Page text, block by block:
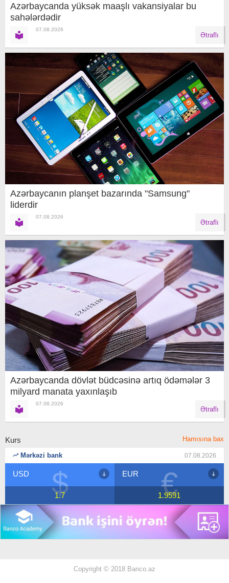
Azərbaycanda yüksək maaşlı vakansiyalar bu
sahələrdədir
07.08.2026
Ətraflı
Azərbaycanın planşet bazarında "Samsung"
liderdir
07.08.2026
Ətraflı
Azərbaycanda dövlət büdcəsinə artıq ödəmələr 3
milyard manata yaxınlaşıb
07.08.2026
Ətraflı
Kurs Hamısına bax
Mərkəzi bank 07.08.2026
$
USD
1.7 €
EUR
1.9591
Copyright © 2018 Banco.az